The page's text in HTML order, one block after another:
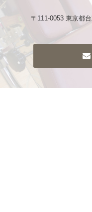
〒111-0053 東京都